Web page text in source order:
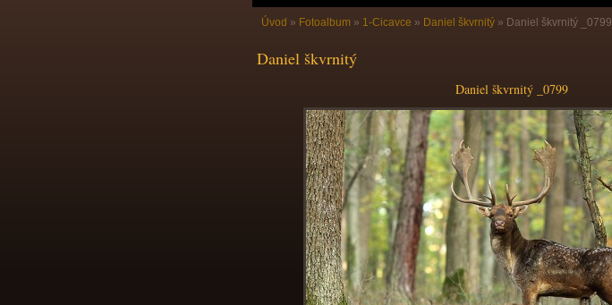
Úvod » Fotoalbum » 1-Cicavce » Daniel škvrnitý » Daniel škvrnitý _0799
Daniel škvrnitý
Daniel škvrnitý _0799